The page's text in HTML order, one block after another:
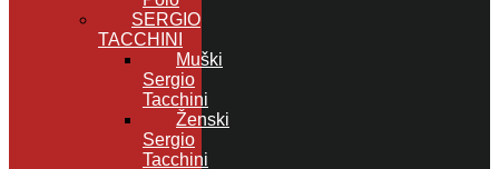
SERGIO
TACCHINI
Muški
Sergio
Tacchini
Ženski
Sergio
Tacchini